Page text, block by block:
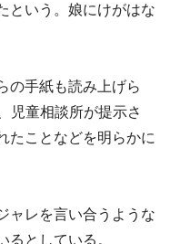
という。娘にけがはな
の手紙も読み上げら
児童相談所が提示さ
たことなどを明らかに
ャレを言い合うような
るとしている。